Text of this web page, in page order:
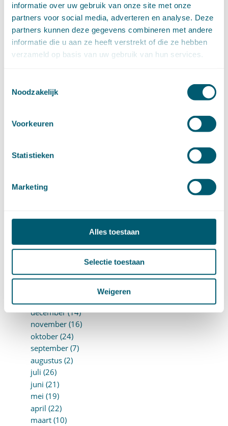
informatie over uw gebruik van onze site met onze
partners voor social media, adverteren en analyse. Deze
partners kunnen deze gegevens combineren met andere
informatie die u aan ze heeft verstrekt of die ze hebben
verzameld op basis van uw gebruik van hun services.
Noodzakelijk
Voorkeuren
Statistieken
Marketing
Alles toestaan
Selectie toestaan
Weigeren
december (6)
november (14)
oktober (14)
september (8)
augustus (2)
mei (12)
februari (12)
►
2019 (147)
december (8)
oktober (13)
juli (10)
mei (14)
februari (14)
►
2018 (205)
december (14)
november (16)
oktober (24)
september (7)
augustus (2)
juli (26)
juni (21)
mei (19)
april (22)
maart (10)